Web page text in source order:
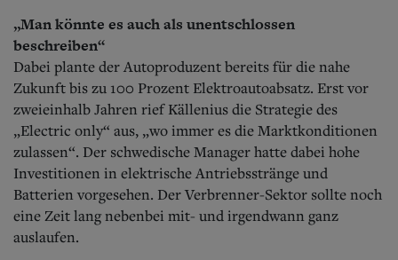
„Man könnte es auch als unentschlossen
beschreiben“
Dabei plante der Autoproduzent bereits für die nahe
Zukunft bis zu 100 Prozent Elektroautoabsatz. Erst vor
zweieinhalb Jahren rief Källenius die Strategie des
„Electric only“ aus, „wo immer es die Marktkonditionen
zulassen“. Der schwedische Manager hatte dabei hohe
Investitionen in elektrische Antriebsstränge und
Batterien vorgesehen. Der Verbrenner-Sektor sollte noch
eine Zeit lang nebenbei mit- und irgendwann ganz
auslaufen.